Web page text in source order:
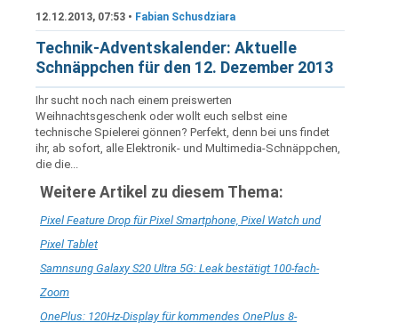
12.12.2013, 07:53 • Fabian Schusdziara
Technik-Adventskalender: Aktuelle
Schnäppchen für den 12. Dezember 2013
Ihr sucht noch nach einem preiswerten
Weihnachtsgeschenk oder wollt euch selbst eine
technische Spielerei gönnen? Perfekt, denn bei uns findet
ihr, ab sofort, alle Elektronik- und Multimedia-Schnäppchen,
die die...
Weitere Artikel zu diesem Thema:
Pixel Feature Drop für Pixel Smartphone, Pixel Watch und
Pixel Tablet
Samnsung Galaxy S20 Ultra 5G: Leak bestätigt 100-fach-
Zoom
OnePlus: 120Hz-Display für kommendes OnePlus 8-